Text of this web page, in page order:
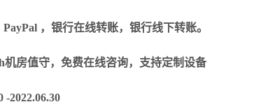
，银行在线转账，银行线下转账。
机房值守，免费在线咨询，支持定制设备
-2022.06.30